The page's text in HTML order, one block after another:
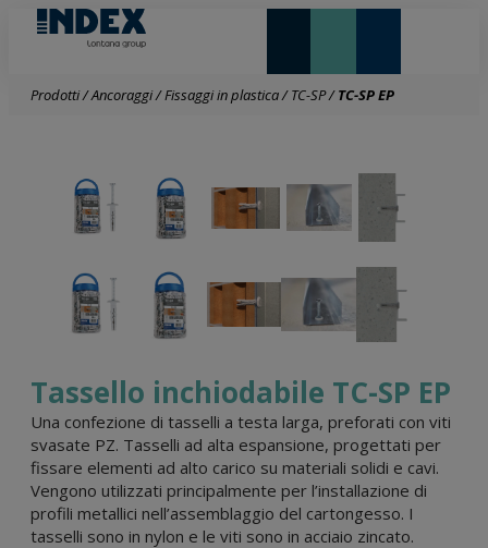
Prodotti/Ancoraggi/Fissaggi in plastica/TC-SP/TC-SP EP
Tassello inchiodabile TC-SP EP
Una confezione di tasselli a testa larga, preforati con viti
svasate PZ. Tasselli ad alta espansione, progettati per
fissare elementi ad alto carico su materiali solidi e cavi.
Vengono utilizzati principalmente per l’installazione di
profili metallici nell’assemblaggio del cartongesso. I
tasselli sono in nylon e le viti sono in acciaio zincato.